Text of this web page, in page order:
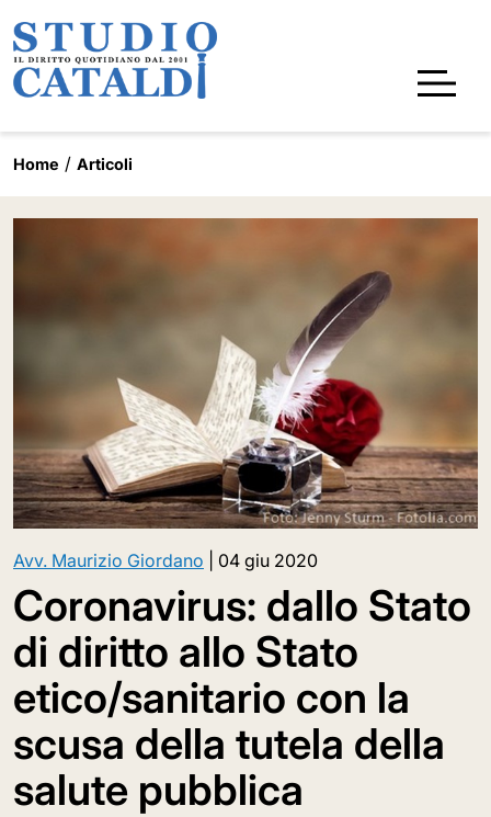
Home Articoli
Avv. Maurizio Giordano 04 giu 2020
Coronavirus: dallo Stato
di diritto allo Stato
etico/sanitario con la
scusa della tutela della
salute pubblica